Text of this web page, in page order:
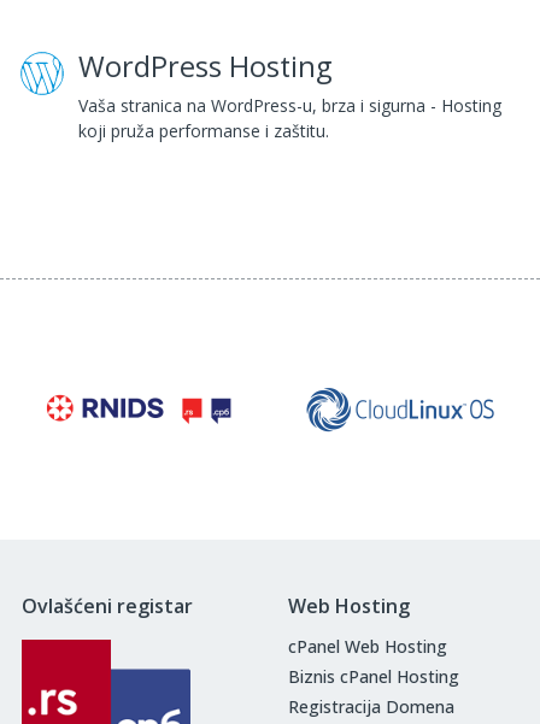
WordPress Hosting
Vaša stranica na WordPress-u, brza i sigurna - Hosting
koji pruža performanse i zaštitu.
Ovlašćeni registar Web Hosting
cPanel Web Hosting
Biznis cPanel Hosting
Registracija Domena